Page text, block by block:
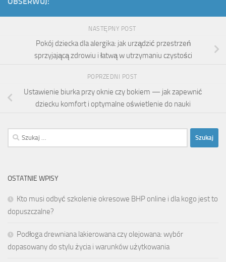
NASTĘPNY POST
Pokój dziecka dla alergika: jak urządzić przestrzeń
sprzyjającą zdrowiu i łatwą w utrzymaniu czystości
POPRZEDNI POST
Ustawienie biurka przy oknie czy bokiem — jak zapewnić
dziecku komfort i optymalne oświetlenie do nauki
Szukaj:
OSTATNIE WPISY
Kto musi odbyć szkolenie okresowe BHP online i dla kogo jest to
dopuszczalne?
Podłoga drewniana lakierowana czy olejowana: wybór
dopasowany do stylu życia i warunków użytkowania